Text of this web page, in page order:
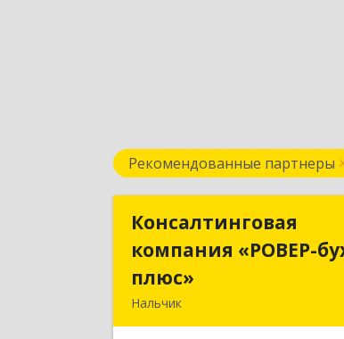
Рекомендованные партнеры
Консалтинговая
компания «РОВЕР-
плюс»
Нальчик
компания